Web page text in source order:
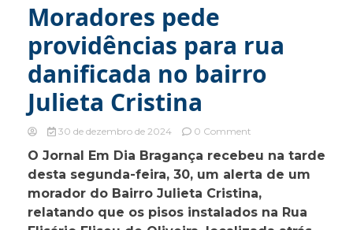
Moradores pede
providências para rua
danificada no bairro
Julieta Cristina
30 de dezembro de 2024 0 Commenton
pede
providências
rua
danificada
O Jornal Em Dia Bragança recebeu na tarde
desta segunda-feira, 30, um alerta de um
morador do Bairro Julieta Cristina,
relatando que os pisos instalados na Rua